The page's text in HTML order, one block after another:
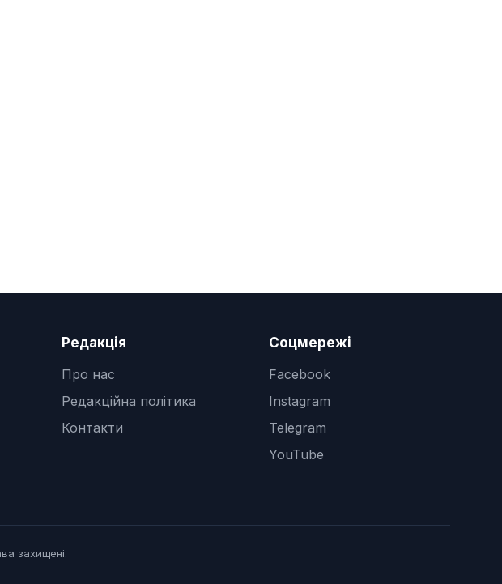
Редакція
Про нас
Редакційна політика
Контакти
Соцмережі
Facebook
Instagram
Telegram
YouTube
захищені.